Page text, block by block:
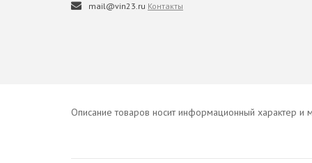
mail@vin23.ru Контакты
Описание товаров носит информационный характер и